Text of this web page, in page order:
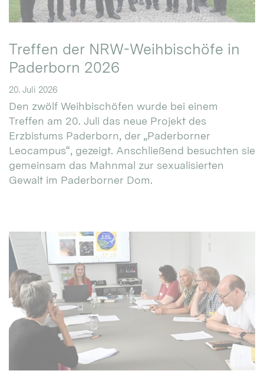
Treffen der NRW-Weihbischöfe in
Paderborn 2026
20. Juli 2026
Den zwölf Weihbischöfen wurde bei einem
Treffen am 20. Juli das neue Projekt des
Erzbistums Paderborn, der „Paderborner
Leocampus“, gezeigt. Anschließend besuchten sie
gemeinsam das Mahnmal zur sexualisierten
Gewalt im Paderborner Dom.